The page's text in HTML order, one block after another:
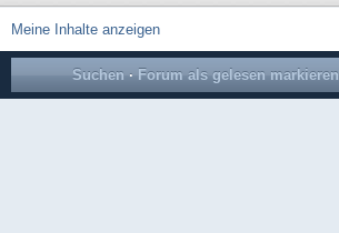
Meine Inhalte anzeigen
Suchen · Forum als gelesen markieren